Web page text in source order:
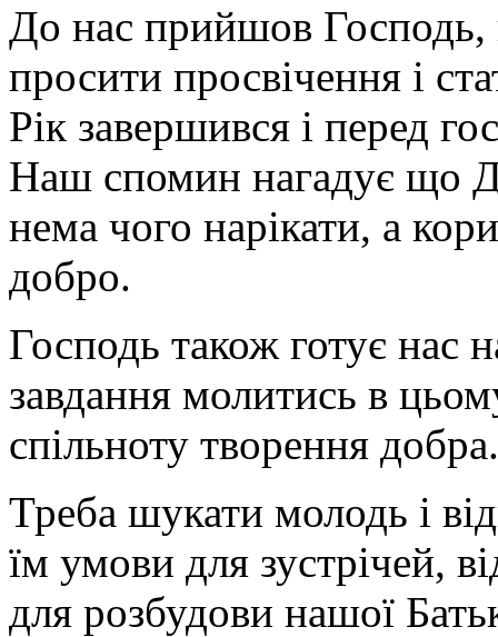
До нас прийшов
просити просвічення і
Рік завершився і перед
Наш спомин нагадує що
нема чого нарікати, а
добро.
Господь також готує нас
завдання молитись в
спільноту творення добра.
Треба шукати молодь і
їм умови для зустрічей,
для розбудови нашої